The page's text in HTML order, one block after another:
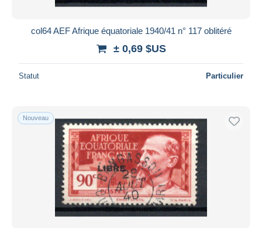
col64 AEF Afrique équatoriale 1940/41 n° 117 oblitéré
± 0,69 $US
Statut Particulier
Nouveau